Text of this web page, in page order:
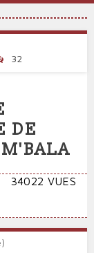
32
DE
34022 VUES